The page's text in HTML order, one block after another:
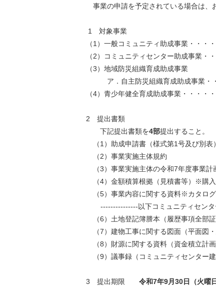
事業の申請を予定されている場合は、
1 対象事業
（1）一般コミュニティ助成事業・・・
（2）コミュニティセンター助成事業
（3）地域防災組織育成助成事業
ア．自主防災組織育成助成事業・・
（4）青少年健全育成助成事業・・・・
2 提出書類
下記提出書類を4部提出すること。
（1）助成申請書（様式第1号及び別表）
（2）事業実施主体規約
（3）事業実施主体の令和7年度事業計
（4）金額積算根拠（見積書等）※購入
（5）事業内容に関する資料※カタロ
---------------以下コミュニティセン
（6）土地登記簿謄本（履歴事項全部証
（7）建物工事に関する図面（平面図・
（8）財源に関する資料（資金積立計画
（9）議事録（コミュニティセンター
3 提出期限 令和7年9月30日（火曜